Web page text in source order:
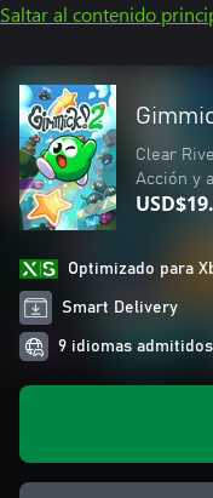
Saltar al contenido
Clear
Acción y
Optimizado para
Smart Delivery
9 idiomas admitidos